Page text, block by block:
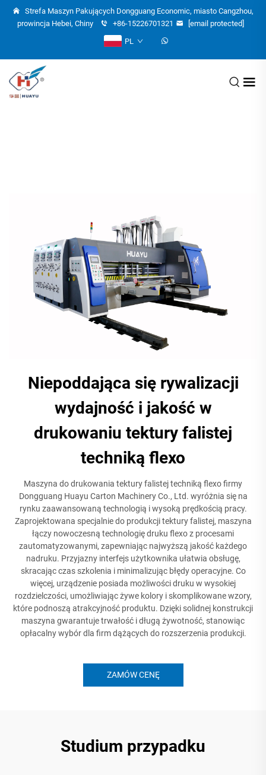
Strefa Maszyn Pakujących Dongguang Economic, miasto Cangzhou,
prowincja Hebei, Chiny
+86-15226701321
[email protected]
PL
Niepoddająca się rywalizacji
wydajność i jakość w
drukowaniu tektury falistej
techniką flexo
Maszyna do drukowania tektury falistej techniką flexo firmy
Dongguang Huayu Carton Machinery Co., Ltd. wyróżnia się na
rynku zaawansowaną technologią i wysoką prędkością pracy.
Zaprojektowana specjalnie do produkcji tektury falistej, maszyna
łączy nowoczesną technologię druku flexo z procesami
zautomatyzowanymi, zapewniając najwyższą jakość każdego
nadruku. Przyjazny interfejs użytkownika ułatwia obsługę,
skracając czas szkolenia i minimalizując błędy operacyjne. Co
więcej, urządzenie posiada możliwości druku w wysokiej
rozdzielczości, umożliwiając żywe kolory i skomplikowane wzory,
które podnoszą atrakcyjność produktu. Dzięki solidnej konstrukcji
maszyna gwarantuje trwałość i długą żywotność, stanowiąc
opłacalny wybór dla firm dążących do rozszerzenia produkcji.
ZAMÓW CENĘ
Studium przypadku